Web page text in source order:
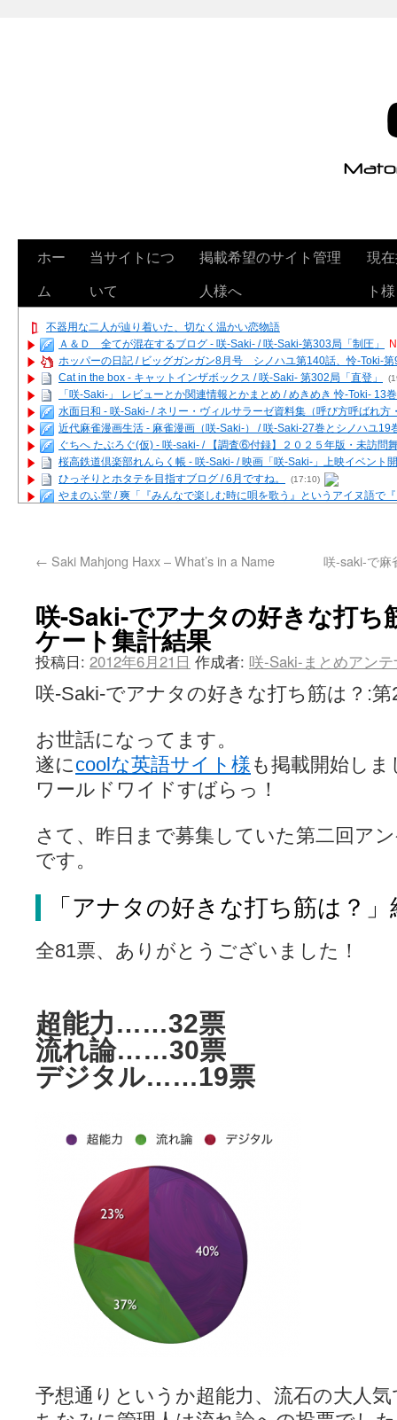
ホー
ム
当サイトにつ
いて
掲載希望のサイト管理
人様へ
現
ト様
不器用な二人が辿り着いた、切なく温かい恋物語
Ａ＆Ｄ 全てが混在するブログ - 咲-Saki- / 咲-Saki-第303局「制圧」
ホッパーの日記 / ビッグガンガン8月号 シノハユ第140話、怜-Toki-第
Cat in the box - キャットインザボックス / 咲-Saki- 第302局「直登」
「咲-Saki-」 レビューとか関連情報とかまとめ / めきめき 怜-Toki- 13
水面日和 - 咲-Saki- / ネリー・ヴィルサラーゼ資料集（呼び方呼ばれ方
近代麻雀漫画生活 - 麻雀漫画（咲-Saki-） / 咲-Saki-27巻とシノハユ
ぐちへ たぶろぐ(仮) - 咲-saki- / 【調査⑥付録】２０２５年版・未訪問
桜高鉄道倶楽部れんらく帳 - 咲-Saki- / 映画「咲-Saki-」上映イベント
ひっそりとホタテを目指すブログ / 6月ですね。
(17:10)
やまのふ堂 / 爽「『みんなで楽しむ時に唄を歌う』というアイヌ語で
咲クラ女子 - 咲-Saki- / 姫松の上重漫ちゃんと演じている伊達朱里紗さ
はやりの如く☆ - 咲-saki- / 悪いこと【SS】 (06:42)
麻雀雑記あれこれ - 咲 -Saki- / 咲-Saki-キャラが台湾麻雀を打ったらど
またの名を咲ブログ - 咲-Saki- / 男体化すると聞いての落書き
あっちが変 / あっちが変 (08:31)
あにてつ！ / 千里山に行ってきました（2017年09月） (06:14)
凡人の私 / ステルス坂こと咲-Saki-5巻表紙の舞台を発見しました
嶺上開花自摸 / Last day of Summer session 1
おもちもちもち - 咲-Saki- / ５・８小林先生の日記更新について考え
かんむりとかげ - 咲-Saki- / 立先生の更新
(11:32)
咲-Saki- | にゅいのって / 咲-Saki-臨時アンテナ
嶺上航路 / ドラフト前日なので中日ドラゴンズのドラフト指名を予想
音を奏でて花が咲く - 咲-Saki- / 浩子「…あっ分かった 恐らくそうい
一萬人の麓路() - 咲-Saki- / 咲-Saki- 第193局[竜王] ドラゴンの王とパク
紺フェス - 咲-Saki- / 【越谷SS】とろけそうな日
(15:31)
ユズポニッキ - 咲-Saki- / ☆ #咲実写 ☆告知☆オンライン上映会☆ 阿
宮守大好き帳 / 告知
(13:04)
ＳＳＳ（咲ＳＳ）感想ブログ / 【SSS】憩 -Kei- 全国編第２２局『流局
ひまじんひまんじ / 読書の秋、と言います故
煌-Subara- - 咲-saki- / シノハユ感想
SYNTH 2006 - 咲 -Saki- / 阿知賀編をドヤ顔に着目しながらまたまた読
かえんだん - 咲-Saki- / 朱里「そげなこつ私がやっておきますから！
ヤンデレ・狂気の百合SSブログ / 【咲-Saki-SS：久咲】そして私たち
私的素敵ジャンク / [咲-Saki-] 咲-Saki-第168局［端緒］感想
麻雀自由帳 - 咲-Saki- / 咲-Saki-第168局[端緒]感想 照-Teru- 追憶編第
LAT. 39°20' N - 咲-Saki- / 永水航路 3 - 霧島の姫は、深山幽谷の頂で
エトピリカ!! - 咲-saki- / 咲-Saki-16巻 シノハユ7巻表紙予想
ニワカSakiファンの部屋 - 咲-Saki- / 咲の実写化について（再）
低姿勢ニワカの麻雀 / マイナーカップリングSS感想
Hinamado blog - 咲-Saki- / リハビリテーション
咲ワン・neo[仮] / 私事。
EL HOLAZO - 咲-Saki- / 吉野から上り方面の帰り道、亀山JCT-四日市
何の変哲もない咲の地名紹介 / 小鍛治さんが通っていた小学校 茨城
咲-Saki-.長野編をにょろんと見てみるブログ - 咲-Saki- / 第143局[応変
百合っぽいぶろぐ - 咲-Saki- / シノハユ the down of age 5巻 (06:32)
あかどる日和 - 咲-saki- / 【今回は考察ではなく】原村和-のどっち-の
← Saki Mahjong Haxx – What’s in a Name 咲-saki-で麻
咲-Saki-でアナタの好きな打ち
ケート集計結果
投稿日: 2012年6月21日 作成者: 咲-Saki-まとめアン
咲-Saki-でアナタの好きな打ち筋は？:
お世話になってます。
遂にcoolな英語サイト様 も掲載開始しま
ワールドワイドすばらっ！
さて、昨日まで募集していた第二回ア
です。
「アナタの好きな打ち筋は？
全81票、ありがとうございました！
超能力……32票
流れ論……30票
デジタル……19票
予想通りというか超能力、流石の大人